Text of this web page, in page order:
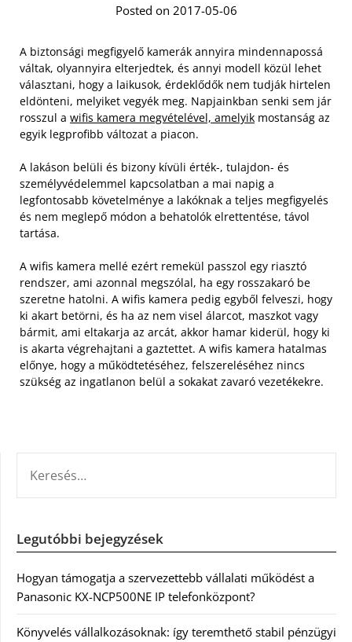
Posted on 2017-05-06
A biztonsági megfigyelő kamerák annyira mindennapossá
váltak, olyannyira elterjedtek, és annyi modell közül lehet
választani, hogy a laikusok, érdeklődők nem tudják hirtelen
eldönteni, melyiket vegyék meg. Napjainkban senki sem jár
rosszul a wifis kamera megvételével, amelyik mostanság az
egyik legprofibb változat a piacon.
A lakáson belüli és bizony kívüli érték-, tulajdon- és
személyvédelemmel kapcsolatban a mai napig a
legfontosabb követelménye a lakóknak a teljes megfigyelés
és nem meglepő módon a behatolók elrettentése, távol
tartása.
A wifis kamera mellé ezért remekül passzol egy riasztó
rendszer, ami azonnal megszólal, ha egy rosszakaró be
szeretne hatolni. A wifis kamera pedig egyből felveszi, hogy
ki akart betörni, és ha az nem visel álarcot, maszkot vagy
bármit, ami eltakarja az arcát, akkor hamar kiderül, hogy ki
is akarta végrehajtani a gaztettet. A wifis kamera hatalmas
előnye, hogy a működtetéséhez, felszereléséhez nincs
szükség az ingatlanon belül a sokakat zavaró vezetékekre.
Legutóbbi bejegyzések
Hogyan támogatja a szervezettebb vállalati működést a
Panasonic KX-NCP500NE IP telefonközpont?
Könyvelés vállalkozásoknak: így teremthető stabil pénzügyi